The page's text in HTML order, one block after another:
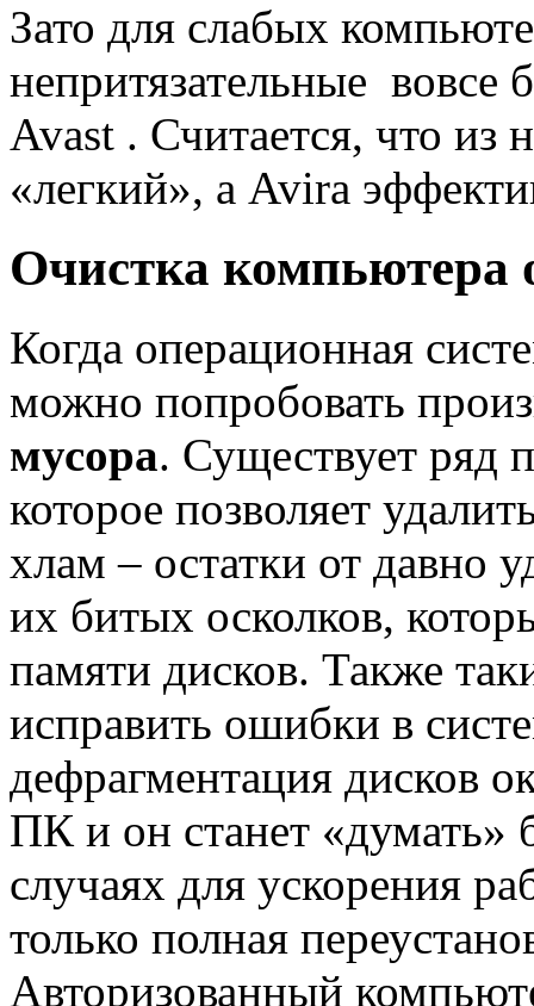
Зато для слабых
непритязательные вовсе
Avast . Считается, что из
«легкий», а Avira
Очистка компьютера
Когда операционная
можно попробовать
мусора. Существует ряд
которое позволяет
хлам – остатки от давно
их битых осколков,
памяти дисков. Также
исправить ошибки в
дефрагментация дисков
ПК и он станет «думать»
случаях для ускорения
только полная
Авторизованный